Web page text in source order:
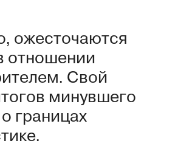
ожесточаются
отношении
Свой
минувшего
границах